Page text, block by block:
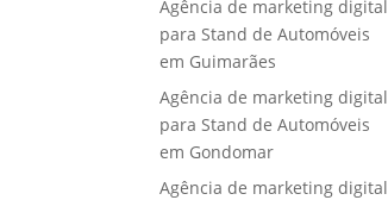
Agência de marketing digital
para Stand de Automóveis
em Guimarães
Agência de marketing digital
para Stand de Automóveis
em Gondomar
Agência de marketing digital